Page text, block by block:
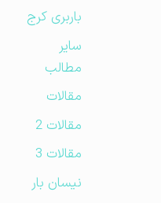
باربری کرج
مطالب
مقالات
مقالات 2
مقالات 3
نیسان بار